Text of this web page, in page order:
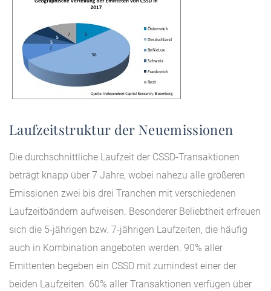
Laufzeitstruktur der Neuemissionen
Die durchschnittliche Laufzeit der CSSD-Transaktionen
beträgt knapp über 7 Jahre, wobei nahezu alle größeren
Emissionen zwei bis drei Tranchen mit verschiedenen
Laufzeitbändern aufweisen. Besonderer Beliebtheit erfreuen
sich die 5-jährigen bzw. 7-jährigen Laufzeiten, die häufig
auch in Kombination angeboten werden. 90% aller
Emittenten begeben ein CSSD mit zumindest einer der
beiden Laufzeiten. 60% aller Transaktionen verfügen über